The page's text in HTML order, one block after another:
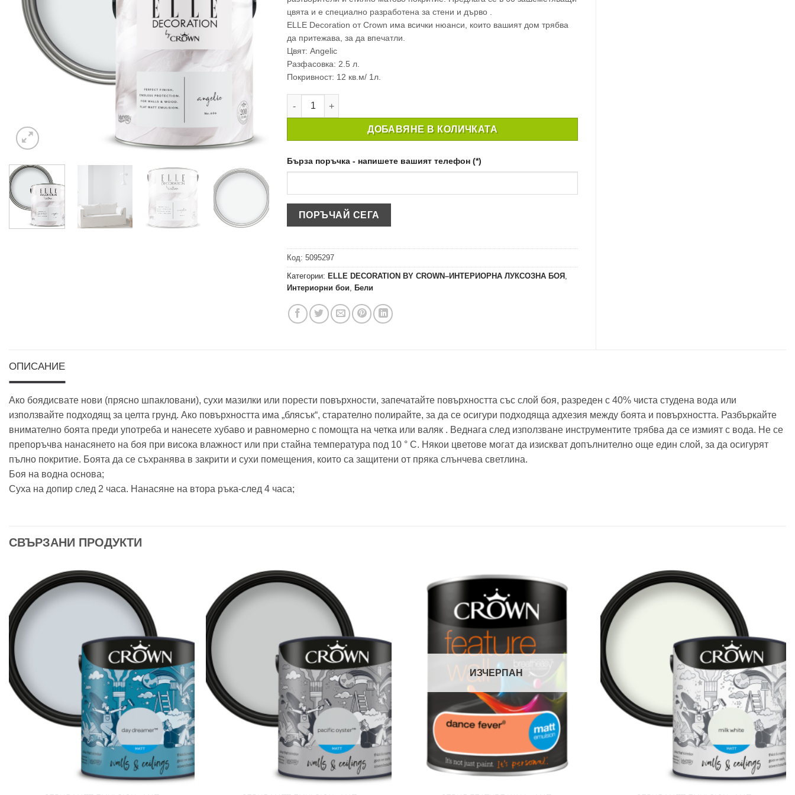
цвята и e специално разработена за стени и дърво .
ELLE Decoration от Crown има всички нюанси, които вашият дом трябва
да притежава, за да впечатли.
Цвят: Angelic
Разфасовка: 2.5 л.
Покривност: 12 кв.м/ 1л.
количество за ИНТЕРИОРНА БОЯ CROWN ELLE DECORATION ANGELIC / 2,5
ДОБАВЯНЕ В КОЛИЧКАТА
Бърза поръчка - напишете вашият телефон (*)
Код:5095297
Категории:ELLE DECORATION BY CROWN–ИНТЕРИОРНА ЛУКСОЗНА БОЯ
Интериорни бои ,Бели
ОПИСАНИЕ
Ако боядисвате нови (прясно шпакловани), сухи мазилки или порести повърхности, запечатайте повърхността със слой боя, разреден с 40% чиста студена вода или
използвайте подходящ за целта грунд. Ако повърхността има „блясък“, старателно полирайте, за да се осигури подходяща адхезия между боята и повърхността. Разбъркайте
внимателно боята преди употреба и нанесете хубаво и равномерно с помощта на четка или валяк . Веднага след използване инструментите трябва да се измият с вода. Не се
препоръчва нанасянето на боя при висока влажност или при стайна температура под 10 ° C. Някои цветове могат да изискват допълнително още един слой, за да осигурят
пълно покритие. Боята да се съхранява в закрити и сухи помещения, които са защитени от пряка слънчева светлина.
Боя на водна основа;
Суха на допир след 2 часа. Нанасяне на втора ръка-след 4 часа;
СВЪРЗАНИ ПРОДУКТИ
ИЗЧЕРПАН